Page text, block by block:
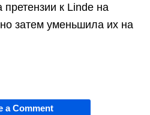
к Linde на
затем уменьшила их на
a Comment